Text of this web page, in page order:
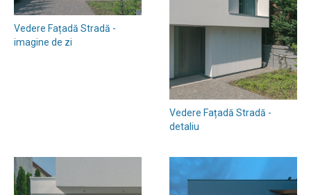
Vedere Fațadă Stradă -
imagine de zi
Vedere Fațadă Stradă -
detaliu